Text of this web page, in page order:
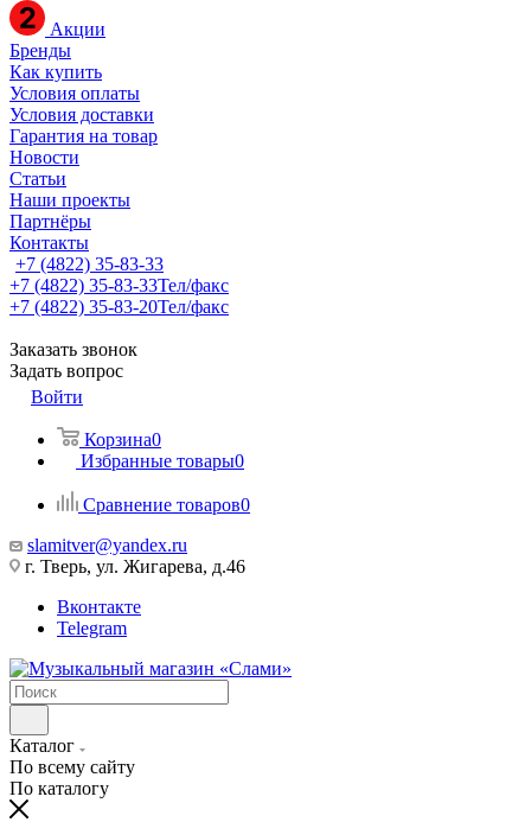
Акции
Бренды
Как купить
Условия оплаты
Условия доставки
Гарантия на товар
Новости
Статьи
Наши проекты
Партнёры
Контакты
+7 (4822) 35-83-33
+7 (4822) 35-83-33Тел/факс
+7 (4822) 35-83-20Тел/факс
Заказать звонок
Задать вопрос
Войти
Корзина0
Избранные товары0
Сравнение товаров0
slamitver@yandex.ru
г. Тверь, ул. Жигарева, д.46
Вконтакте
Telegram
Каталог
По всему сайту
По каталогу